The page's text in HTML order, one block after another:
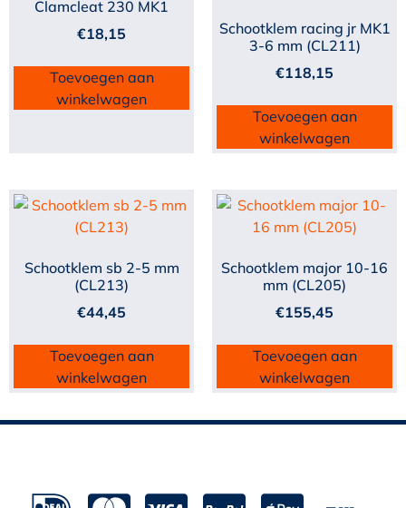
Clamcleat 230 MK1
€18,15
Toevoegen aan
winkelwagen
Schootklem racing jr MK1
3-6 mm (CL211)
€118,15
Toevoegen aan
winkelwagen
Schootklem sb 2-5 mm
(CL213)
€44,45
Toevoegen aan
winkelwagen
Schootklem major 10-16
mm (CL205)
€155,45
Toevoegen aan
winkelwagen